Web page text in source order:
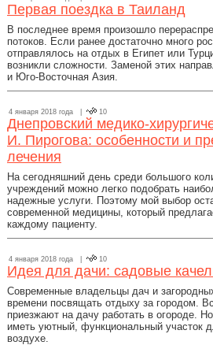
Первая поездка в Таиланд
В последнее время произошло
потоков. Если ранее достаточно много
отправлялось на отдых в Египет или
возникли сложности. Заменой этих
и Юго-Восточная Азия.
4 января 2018 года | 10
Днепровский медико-
И. Пирогова: особенности и
лечения
На сегодняшний день среди большого
учреждений можно легко подобрать
надежные услуги. Поэтому мой выбор
современной медицины, который
каждому пациенту.
4 января 2018 года | 10
Идея для дачи: садовые
Современные владельцы дач и
времени посвящать отдыху за городом.
приезжают на дачу работать в огороде.
иметь уютный, функциональный участок
воздухе.